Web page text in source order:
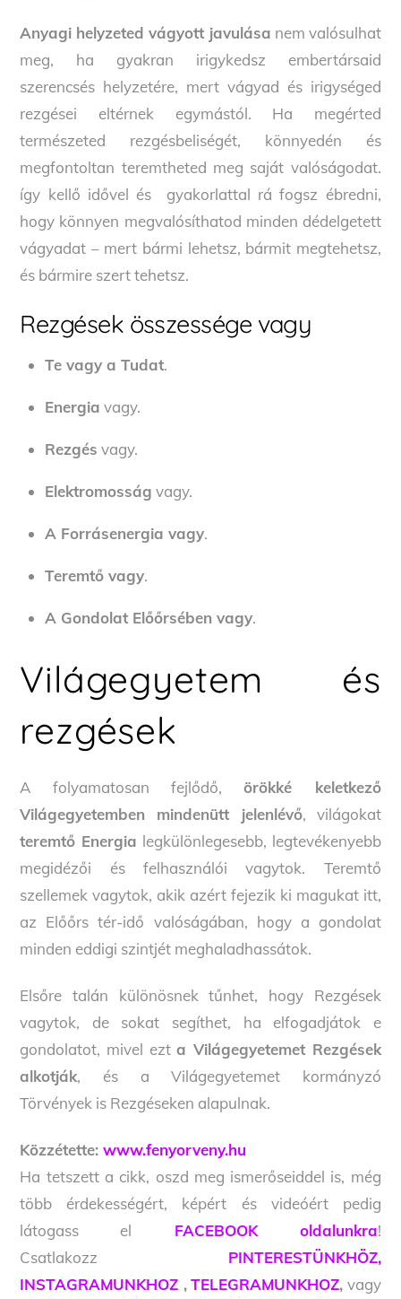
Anyagi helyzeted vágyott javulása nem valósulhat
meg, ha gyakran irigykedsz embertársaid
szerencsés helyzetére, mert vágyad és irigységed
rezgései eltérnek egymástól. Ha megérted
természeted rezgésbeliségét, könnyedén és
megfontoltan teremtheted meg saját valóságodat.
így kellő idővel és gyakorlattal rá fogsz ébredni,
hogy könnyen megvalósíthatod minden dédelgetett
vágyadat – mert bármi lehetsz, bármit megtehetsz,
és bármire szert tehetsz.
Rezgések összessége vagy
Te vagy a Tudat.
Energia vagy.
Rezgés vagy.
Elektromosság vagy.
A Forrásenergia vagy.
Teremtő vagy.
A Gondolat Előőrsében vagy.
Világegyetem és
rezgések
A folyamatosan fejlődő,örökké keletkező
Világegyetemben mindenütt jelenlévő, világokat
teremtő Energia legkülönlegesebb, legtevékenyebb
megidézői és felhasználói vagytok. Teremtő
szellemek vagytok, akik azért fejezik ki magukat itt,
az Előőrs tér-idő valóságában, hogy a gondolat
minden eddigi szintjét meghaladhassátok.
Elsőre talán különösnek tűnhet, hogy Rezgések
vagytok, de sokat segíthet, ha elfogadjátok e
gondolatot, mivel ezta Világegyetemet Rezgések
alkotják, és a Világegyetemet kormányzó
Törvények is Rezgéseken alapulnak.
Közzétette:www.fenyorveny.hu
Ha tetszett a cikk, oszd meg ismerőseiddel is, még
több érdekességért, képért és videóért pedig
látogass el
FACEBOOK oldalunkra!
Csatlakozz PINTERESTÜNKHÖZ,
INSTAGRAMUNKHOZ , TELEGRAMUNKHOZ, vagy